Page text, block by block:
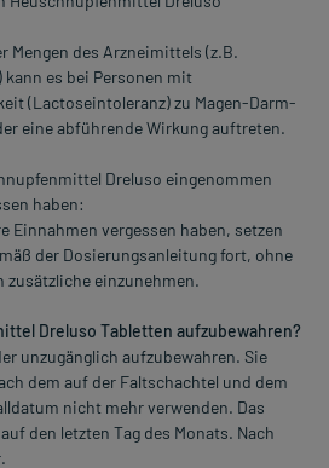
Mengen des Arzneimittels (z.B.
es bei Personen mit
(Lactoseintoleranz) zu Magen-Darm-
eine abführende Wirkung auftreten.
Dreluso eingenommen
haben:
Einnahmen vergessen haben, setzen
der Dosierungsanleitung fort, ohne
zusätzliche einzunehmen.
Dreluso Tabletten aufzubewahren?
unzugänglich aufzubewahren. Sie
dem auf der Faltschachtel und dem
nicht mehr verwenden. Das
den letzten Tag des Monats. Nach